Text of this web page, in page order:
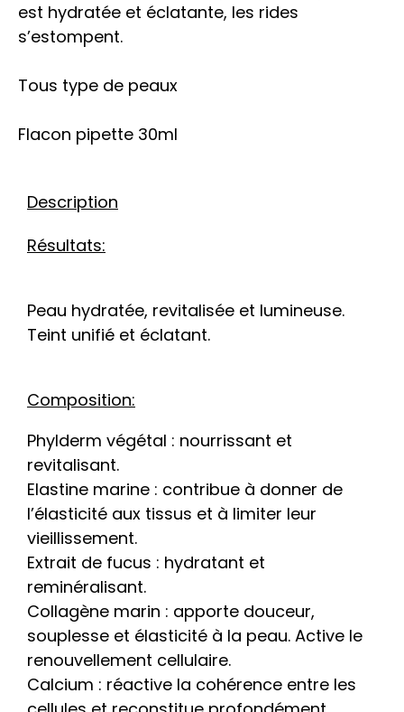
est hydratée et éclatante, les rides
s’estompent.
Tous type de peaux
Flacon pipette 30ml
Description
Résultats:
Peau hydratée, revitalisée et lumineuse.
Teint unifié et éclatant.
Composition:
Phylderm végétal : nourrissant et
revitalisant.
Elastine marine : contribue à donner de
l’élasticité aux tissus et à limiter leur
vieillissement.
Extrait de fucus : hydratant et
reminéralisant.
Collagène marin : apporte douceur,
souplesse et élasticité à la peau. Active le
renouvellement cellulaire.
Calcium : réactive la cohérence entre les